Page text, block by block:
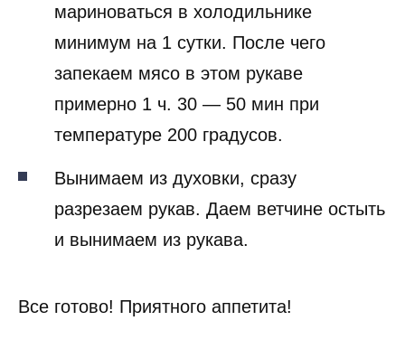
мариноваться в холодильнике
минимум на 1 сутки. После чего
запекаем мясо в этом рукаве
примерно 1 ч. 30 — 50 мин при
температуре 200 градусов.
Вынимаем из духовки, сразу
разрезаем рукав. Даем ветчине остыть
и вынимаем из рукава.
Все готово! Приятного аппетита!